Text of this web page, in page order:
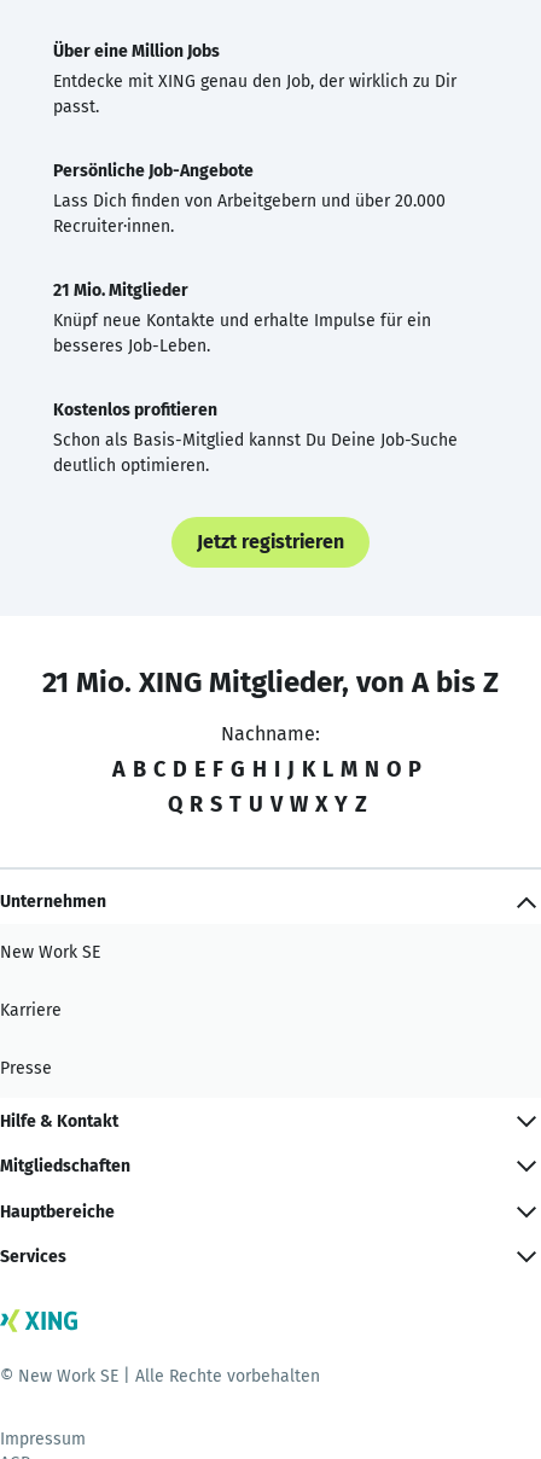
Über eine Million Jobs
Entdecke mit XING genau den Job, der wirklich zu Dir
passt.
Persönliche Job-Angebote
Lass Dich finden von Arbeitgebern und über 20.000
Recruiter·innen.
21 Mio. Mitglieder
Knüpf neue Kontakte und erhalte Impulse für ein
besseres Job-Leben.
Kostenlos profitieren
Schon als Basis-Mitglied kannst Du Deine Job-Suche
deutlich optimieren.
Jetzt registrieren
21 Mio. XING Mitglieder, von A bis Z
Nachname:
A B C D E F G H I J K L M N O P
Q R S T U V W X Y Z
Unternehmen
New Work SE
Karriere
Presse
Hilfe & Kontakt
Mitgliedschaften
Hauptbereiche
Services
© New Work SE | Alle Rechte vorbehalten
Impressum